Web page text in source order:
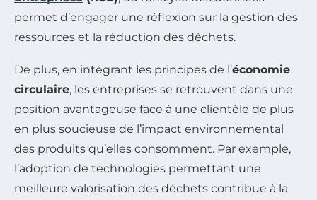
permet d’engager une réflexion sur la gestion des
ressources et la réduction des déchets.
De plus, en intégrant les principes de l’économie
circulaire, les entreprises se retrouvent dans une
position avantageuse face à une clientèle de plus
en plus soucieuse de l’impact environnemental
des produits qu’elles consomment. Par exemple,
l’adoption de technologies permettant une
meilleure valorisation des déchets contribue à la